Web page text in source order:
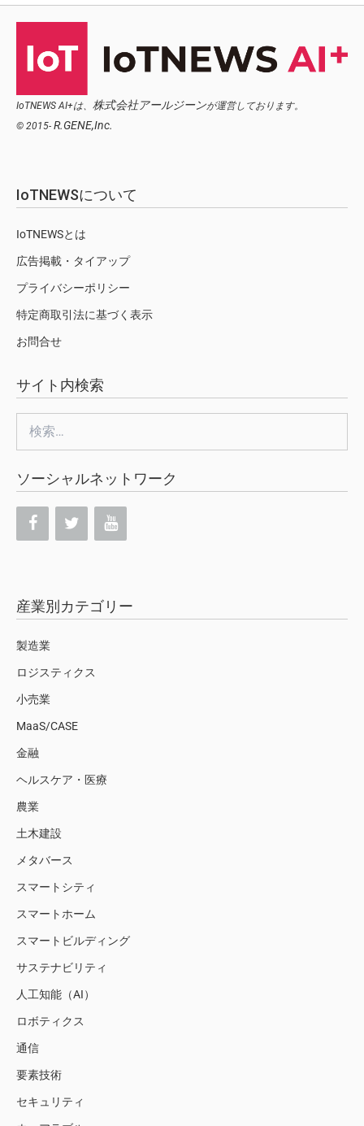
IoTNEWS AI+は、 株式会社アールジーンが運営しております。
© 2015- R.GENE,Inc.
IoTNEWSについて
IoTNEWSとは
広告掲載・タイアップ
プライバシーポリシー
特定商取引法に基づく表示
お問合せ
サイト内検索
索:
ソーシャルネットワーク
産業別カテゴリー
製造業
ロジスティクス
小売業
MaaS/CASE
金融
ヘルスケア・医療
農業
土木建設
メタバース
スマートシティ
スマートホーム
スマートビルディング
サステナビリティ
人工知能（AI）
ロボティクス
通信
要素技術
セキュリティ